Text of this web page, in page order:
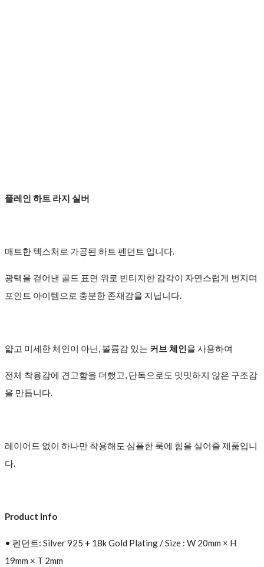
플레인 하트 라지 실버
매트한 텍스처로 가공된 하트 펜던트 입니다.
광택을 걷어낸 골드 표면 위로 빈티지한 감각이 자연스럽게 번지며
포인트 아이템으로 충분한 존재감을 지닙니다.
얇고 미세한 체인이 아닌, 볼륨감 있는 커브 체인을 사용하여
전체 착용감에 견고함을 더했고, 단독으로도 밋밋하지 않은 구조감
을 만듭니다.
레이어드 없이 하나만 착용해도 심플한 룩에 힘을 실어줄 제품입니
다.
Product Info
• 펜던트: Silver 925 + 18k Gold Plating / Size : W 20mm × H
19mm × T 2mm